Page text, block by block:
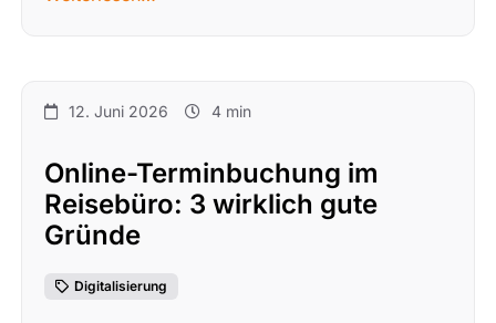
12. Juni 2026 4 min
Online-Terminbuchung im
Reisebüro: 3 wirklich gute
Gründe
Digitalisierung